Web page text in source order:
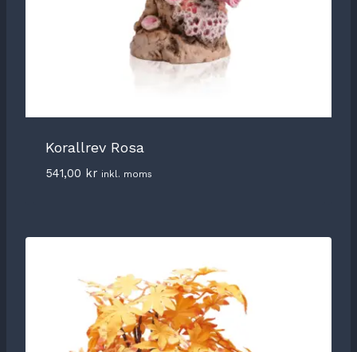
Korallrev Rosa
541,00 kr inkl. moms